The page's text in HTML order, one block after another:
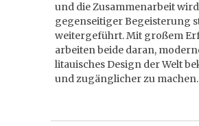
und die Zusammenarbeit
gegenseitiger Begeisterung
weitergeführt. Mit großem
arbeiten beide daran,
litauisches Design der Welt
und zugänglicher zu machen.